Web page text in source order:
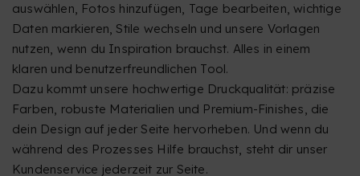
auswählen, Fotos hinzufügen, Tage bearbeiten, wichtige
Daten markieren, Stile wechseln und unsere Vorlagen
nutzen, wenn du Inspiration brauchst. Alles in einem
klaren und benutzerfreundlichen Tool.
Dazu kommt unsere hochwertige Druckqualität: präzise
Farben, robuste Materialien und Premium-Finishes, die
dein Design auf jeder Seite hervorheben. Und wenn du
während des Prozesses Hilfe brauchst, steht dir unser
Kundenservice jederzeit zur Seite.